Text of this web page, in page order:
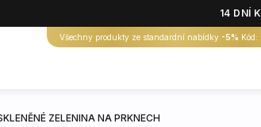
14 DNÍ
Všechny produkty ze standardní nabídky -5% Kód:
ZELENINA NA PRKNECH